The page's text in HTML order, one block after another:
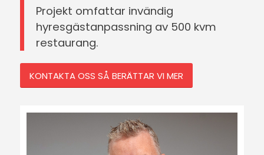
Projekt omfattar invändig
hyresgästanpassning av 500 kvm
restaurang.
KONTAKTA OSS SÅ BERÄTTAR VI MER